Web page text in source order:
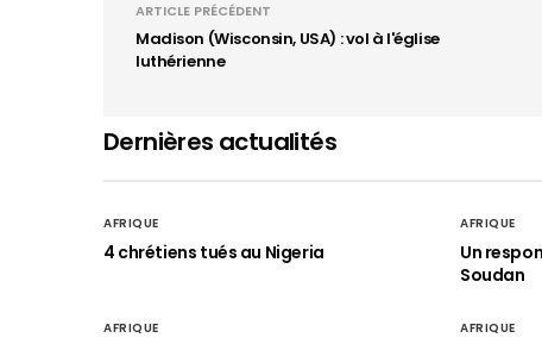
ARTICLE PRÉCÉDENT
Madison (Wisconsin, USA) : vol à l'église
luthérienne
Dernières actualités
AFRIQUE
4 chrétiens tués au Nigeria
AFRIQUE
Un
Soudan
AFRIQUE AFRIQUE